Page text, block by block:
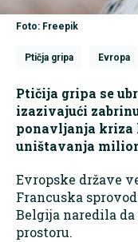
Foto: Freepik
Ptičja gripa Evropa
Ptičija gripa se
izazivajući
ponavljanja kriza
uništavanja
Evropske države
Francuska
Belgija naredila
prostoru.